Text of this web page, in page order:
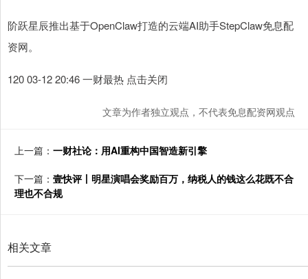
阶跃星辰推出基于OpenClaw打造的云端AI助手StepClaw免息配
资网。
120 03-12 20:46 一财最热 点击关闭
文章为作者独立观点，不代表免息配资网观点
上一篇： 一财社论：用AI重构中国智造新引擎
下一篇： 壹快评丨明星演唱会奖励百万，纳税人的钱这么花既不合
理也不合规
相关文章